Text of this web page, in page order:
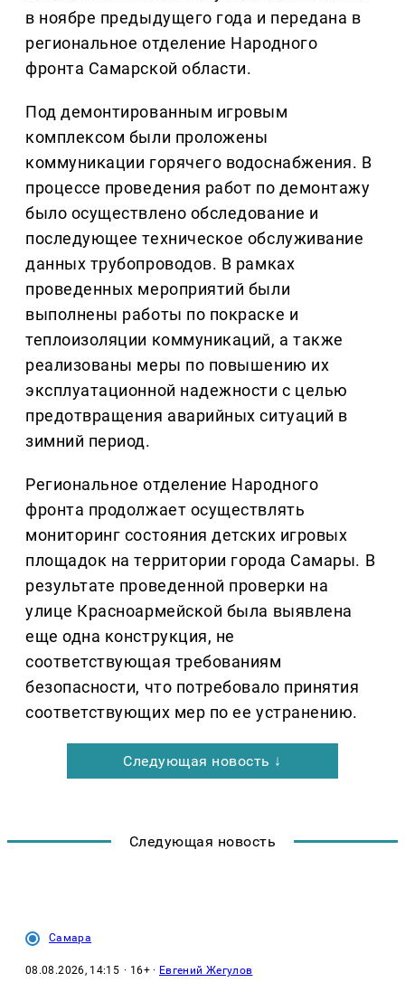
в ноябре предыдущего года и передана в
региональное отделение Народного
фронта Самарской области.
Под демонтированным игровым
комплексом были проложены
коммуникации горячего водоснабжения. В
процессе проведения работ по демонтажу
было осуществлено обследование и
последующее техническое обслуживание
данных трубопроводов. В рамках
проведенных мероприятий были
выполнены работы по покраске и
теплоизоляции коммуникаций, а также
реализованы меры по повышению их
эксплуатационной надежности с целью
предотвращения аварийных ситуаций в
зимний период.
Региональное отделение Народного
фронта продолжает осуществлять
мониторинг состояния детских игровых
площадок на территории города Самары. В
результате проведенной проверки на
улице Красноармейской была выявлена
еще одна конструкция, не
соответствующая требованиям
безопасности, что потребовало принятия
соответствующих мер по ее устранению.
Следующая новость ↓
Следующая новость
Самара
08.08.2026, 14:15 · 16+ · Евгений Жегулов